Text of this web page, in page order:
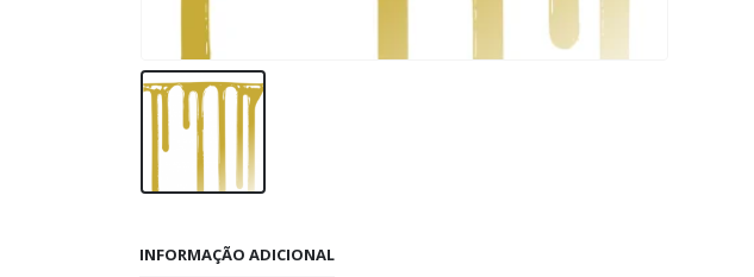
INFORMAÇÃO ADICIONAL